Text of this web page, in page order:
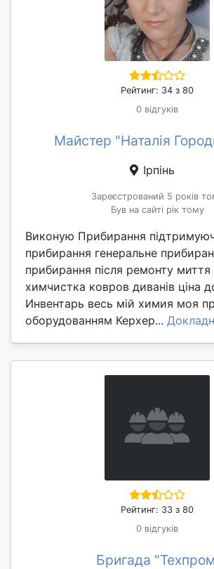
Рейтинг: 34 з 80
0 відгуків
Майстер "Наталія
Ірпінь
Зареєстрований 5 років
Був на сайті рік тому
Виконую Прибирання
прибирання генеральне
прибирання після ремонту миття
химчистка ковров диванів ціна
Инвентарь весь мій химия моя
оборудованням Керхер...
Рейтинг: 33 з 80
0 відгуків
Бригада